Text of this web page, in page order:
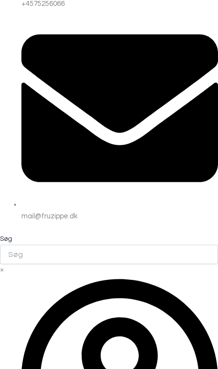
+4575256066
mail@fruzippe.dk
Søg
×